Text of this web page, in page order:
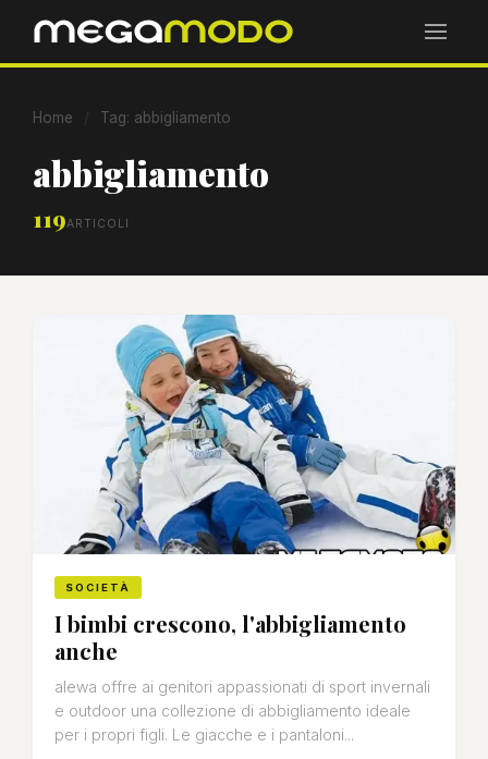
Home Tag: abbigliamento
abbigliamento
119ARTICOLI
SOCIETÀ
I bimbi crescono, l'abbigliamento
anche
alewa offre ai genitori appassionati di sport invernali
e outdoor una collezione di abbigliamento ideale
per i propri figli. Le giacche e i pantaloni...